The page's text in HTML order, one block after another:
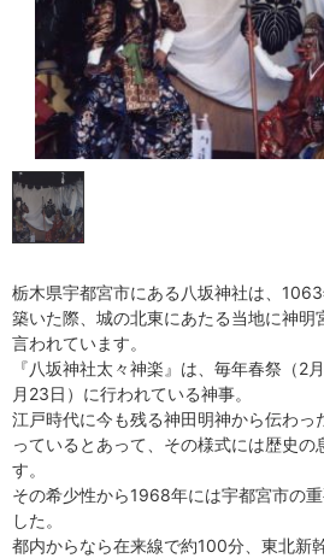
栃木県宇都宮市にある八坂神社は、
築いた際、城の北東にあたる当地に神明
言われています。
『八坂神社太々神楽』は、毎年春祭（2
月23日）に行われている神事。
江戸時代に今も残る神田明神から伝わっ
っているとあって、その様式には歴史の
す。
その希少性から1968年には宇都宮市の
した。
都内からなら在来線で約100分、東北新